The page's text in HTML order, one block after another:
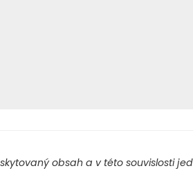
obsah a v této souvislosti